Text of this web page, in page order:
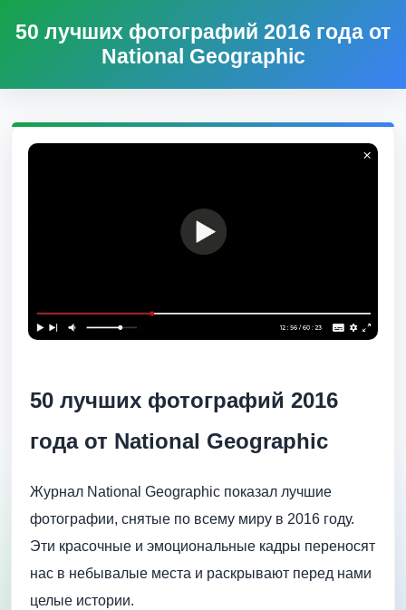
50 лучших фотографий 2016 года от
National Geographic
50 лучших фотографий 2016
года от National Geographic
Журнал National Geographic показал лучшие
фотографии, снятые по всему миру в 2016 году.
Эти красочные и эмоциональные кадры переносят
нас в небывалые места и раскрывают перед нами
целые истории.